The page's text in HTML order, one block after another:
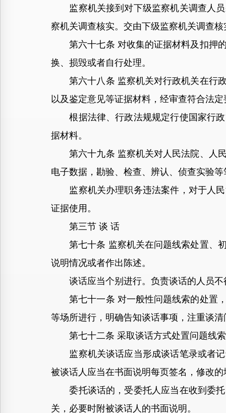
监察机关接到对下级监察机关调查人员
察机关调查核实。交由下级监察机关调查
第六十七条 对收集的证据材料及扣押的
换、损毁或者自行处理。
第六十八条 监察机关对行政机关在行政
以及鉴定意见等证据材料，经审查符合法
根据法律、行政法规规定行使国家行政
据材料。
第六十九条 监察机关对人民法院、人民
电子数据，勘验、检查、辨认、侦查实验
监察机关办理职务违法案件，对于人民
证据使用。
第三节 谈 话
第七十条 监察机关在问题线索处置、初
说明情况或者作出陈述。
谈话应当个别进行。负责谈话的人员不
第七十一条 对一般性问题线索的处置，
等场所进行，明确告知谈话事项，注重谈
第七十二条 采取谈话方式处置问题线索
监察机关谈话应当形成谈话笔录或者记
被谈话人应当在书面说明每页签名，修改
委托谈话的，受委托人应当在收到委托
关，必要时附被谈话人的书面说明。